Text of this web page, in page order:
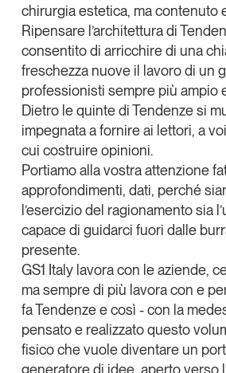
Tendenze Journal
La nostra newsletter nella tua email
Iscriviti
Un anno di
Tendenze2026
chirurgia estetica, ma contenuto
Ripensare l’architettura di
consentito di arricchire di una
freschezza nuove il lavoro di un
professionisti sempre più ampio
Dietro le quinte di Tendenze si
impegnata a fornire ai lettori, a
cui costruire opinioni.
Portiamo alla vostra attenzione
approfondimenti, dati, perché
l’esercizio del ragionamento sia
capace di guidarci fuori dalle
presente.
GS1 Italy lavora con le aziende,
ma sempre di più lavora con e
fa Tendenze e così - con la
pensato e realizzato questo
fisico che vuole diventare un
generatore di idee, aperto verso